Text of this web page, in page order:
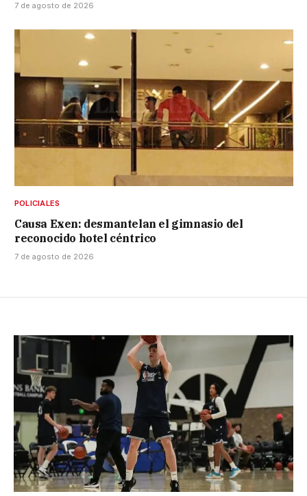
7 de agosto de 2026
POLICIALES
Causa Exen: desmantelan el gimnasio del
reconocido hotel céntrico
7 de agosto de 2026